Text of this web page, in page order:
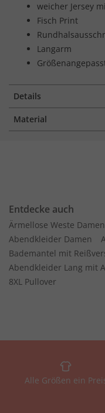
weicher Jersey
Fisch Print
Langarm
Details
Material
Entdecke auch
Ärmellose Weste Damen
Abendkleider Damen
Bademantel mit
Abendkleider Lang mit
8XL Pullover
Alle Größen ein